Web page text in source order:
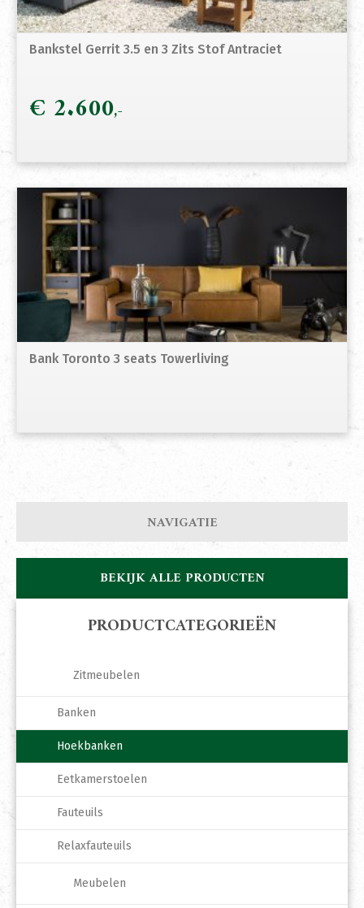
Bankstel Gerrit 3.5 en 3 Zits Stof Antraciet
€ 2.600
Bank Toronto 3 seats Towerliving
NAVIGATIE
BEKIJK ALLE PRODUCTEN
PRODUCTCATEGORIEËN
Zitmeubelen
Banken
Hoekbanken
Eetkamerstoelen
Fauteuils
Relaxfauteuils
Meubelen